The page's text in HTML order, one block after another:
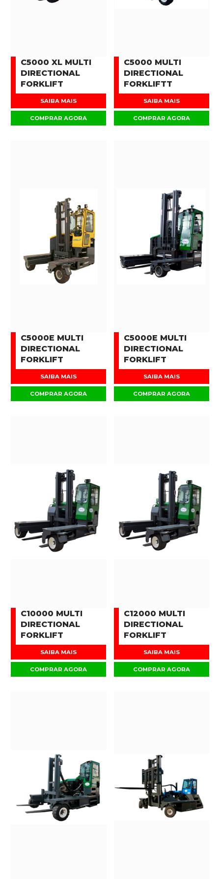
C5000 XL MULTI
DIRECTIONAL
FORKLIFT
SAIBA MAIS
COMPRAR AGORA
C5000 MULTI
DIRECTIONAL
FORKLIFTT
SAIBA MAIS
COMPRAR AGORA
C5000E MULTI
DIRECTIONAL
FORKLIFT
SAIBA MAIS
COMPRAR AGORA
C5000E MULTI
DIRECTIONAL
FORKLIFT
SAIBA MAIS
COMPRAR AGORA
C10000 MULTI
DIRECTIONAL
FORKLIFT
SAIBA MAIS
COMPRAR AGORA
C12000 MULTI
DIRECTIONAL
FORKLIFT
SAIBA MAIS
COMPRAR AGORA